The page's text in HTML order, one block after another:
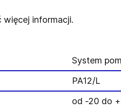
więcej informacji.
System
PA12/L
od -20 do